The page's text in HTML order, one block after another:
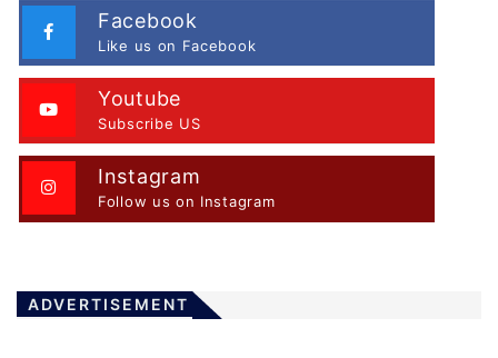
Facebook
Like us on Facebook
Youtube
Subscribe US
Instagram
Follow us on Instagram
ADVERTISEMENT